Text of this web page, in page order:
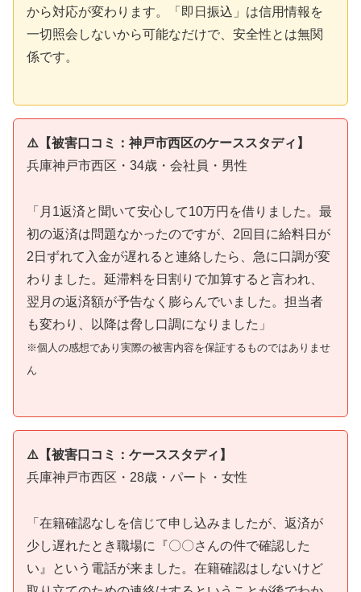
から対応が変わります。「即日振込」は信用情報を
一切照会しないから可能なだけで、安全性とは無関
係です。
⚠️【被害口コミ：神戸市西区のケーススタディ】
兵庫神戸市西区・34歳・会社員・男性
「月1返済と聞いて安心して10万円を借りました。最
初の返済は問題なかったのですが、2回目に給料日が
2日ずれて入金が遅れると連絡したら、急に口調が変
わりました。延滞料を日割りで加算すると言われ、
翌月の返済額が予告なく膨らんでいました。担当者
も変わり、以降は脅し口調になりました」
※個人の感想であり実際の被害内容を保証するものではありませ
ん
⚠️【被害口コミ：ケーススタディ】
兵庫神戸市西区・28歳・パート・女性
「在籍確認なしを信じて申し込みましたが、返済が
少し遅れたとき職場に『〇〇さんの件で確認した
い』という電話が来ました。在籍確認はしないけど